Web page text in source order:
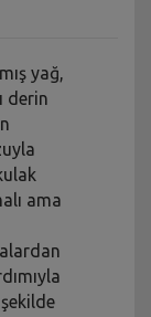
yağ,
derin
ama